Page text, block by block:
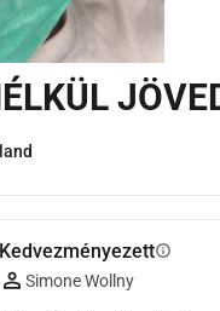
Kedvezményezettinfo
Simone Wollny